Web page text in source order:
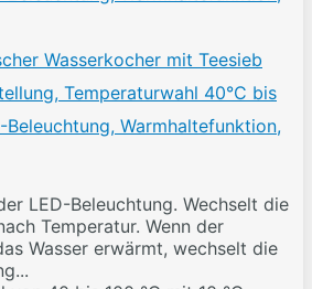
Wasserkocher mit Teesieb
Temperaturwahl 40°C bis
Beleuchtung, Warmhaltefunktion,
LED-Beleuchtung. Wechselt die
Temperatur. Wenn der
Wasser erwärmt, wechselt die